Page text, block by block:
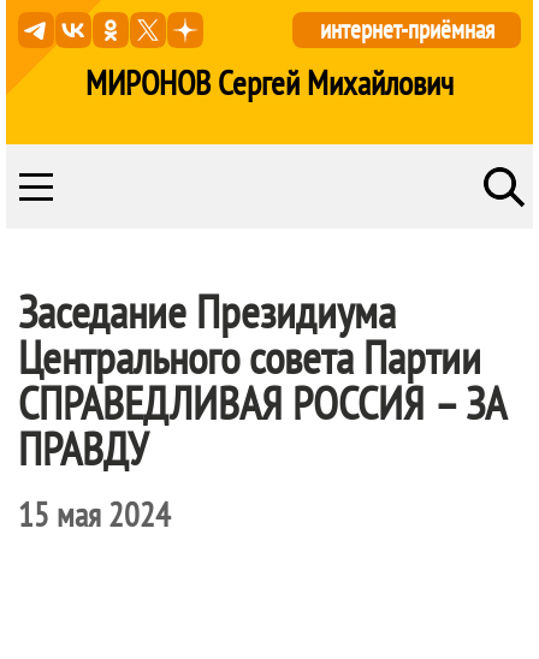
МИРОНОВ Сергей Михайлович
интернет-приёмная
Заседание Президиума
Центрального совета Партии
СПРАВЕДЛИВАЯ РОССИЯ – ЗА
ПРАВДУ
15 мая 2024